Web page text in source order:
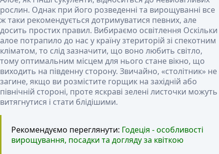
рослин. Однак при його розведенні та вирощуванні все
ж таки рекомендується дотримуватися певних, але
досить простих правил. Вибираємо освітлення Оскільки
алое потрапило до нас у країну зтериторій зі спекотним
кліматом, то слід зазначити, що воно любить світло,
тому оптимальним місцем для нього стане вікно, що
виходить на південну сторону. Звичайно, «столітник» не
загине, якщо ви розмістите горщик на західній або
північній стороні, проте яскраві зелені листочки можуть
витягнутися і стати блідішими.
Рекомендуємо переглянути: Годеція - особливості
вирощування, посадки та догляду за квіткою